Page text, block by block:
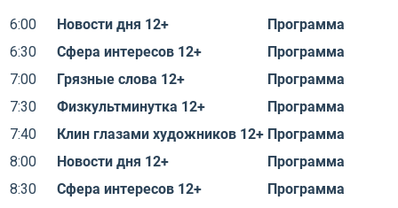
6:00 Новости дня 12+
Программа
6:30
Сфера интересов 12+
Программа
7:00
Грязные слова 12+
Программа
7:30
Физкультминутка 12+
Программа
7:40
Клин глазами художников 12+ Программа
8:00
Новости дня 12+
Программа
8:30
Сфера интересов 12+
Программа